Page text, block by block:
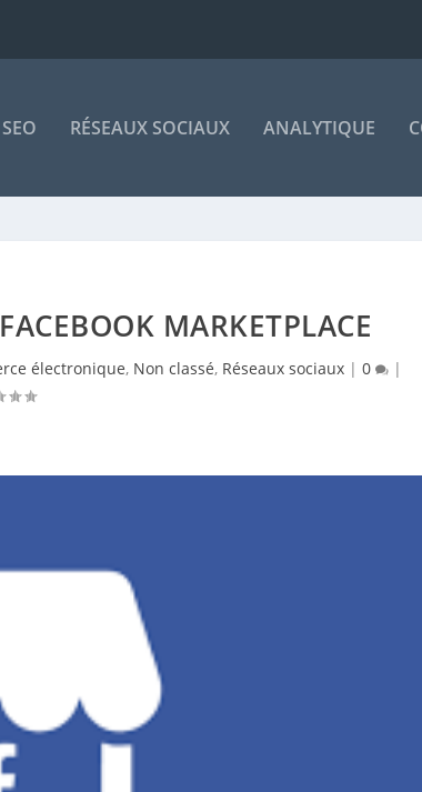
SEO RÉSEAUX SOCIAUX ANALYTIQUE
MARKETPLACE
électronique, Non classé, Réseaux sociaux| 0 |